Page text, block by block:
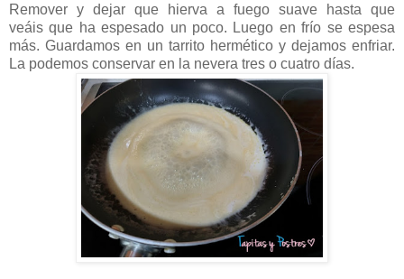
Remover y dejar que hierva a fuego suave hasta que
veáis que ha espesado un poco. Luego en frío se espesa
más. Guardamos en un tarrito hermético y dejamos enfriar.
La podemos conservar en la nevera tres o cuatro días.